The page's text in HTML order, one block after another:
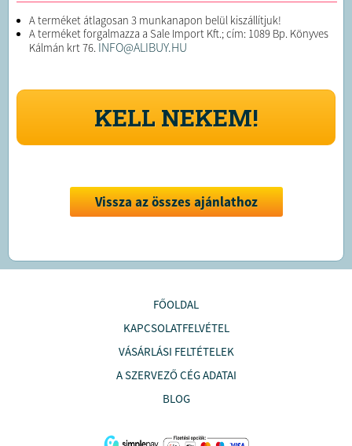
A terméket átlagosan 3 munkanapon belül kiszállítjuk!
A terméket forgalmazza a Sale Import Kft.; cím: 1089 Bp. Könyves
Kálmán krt 76. INFO@ALIBUY.HU
KELL NEKEM!
Vissza az összes ajánlathoz
FŐOLDAL
KAPCSOLATFELVÉTEL
VÁSÁRLÁSI FELTÉTELEK
A SZERVEZŐ CÉG ADATAI
BLOG